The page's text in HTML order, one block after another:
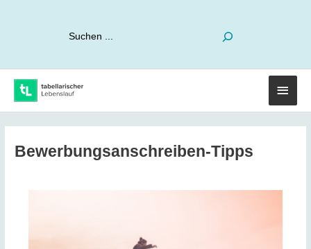
Bewerbungsanschreiben-Tipps